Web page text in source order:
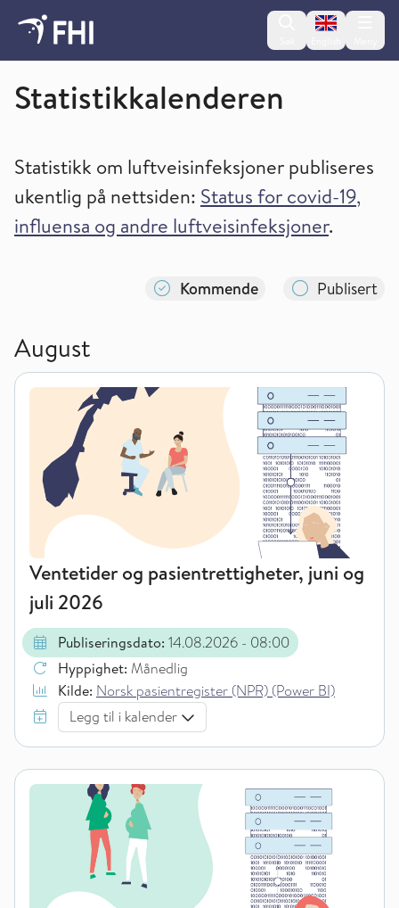
Change
Statistikkalender og tilgang til statistikk
Statistikkalenderen
Statistikk om luftveisinfeksjoner publiseres
ukentlig på nettsiden: Status for covid-19,
influensa og andre luftveisinfeksjoner.
Kommende Publisert
August
Ventetider og pasientrettigheter, juni og
juli 2026
Publiseringsdato: 14.08.2026 - 08:00
Hyppighet: Månedlig
Kilde: Norsk pasientregister (NPR) (Power BI)
Legg til i kalender